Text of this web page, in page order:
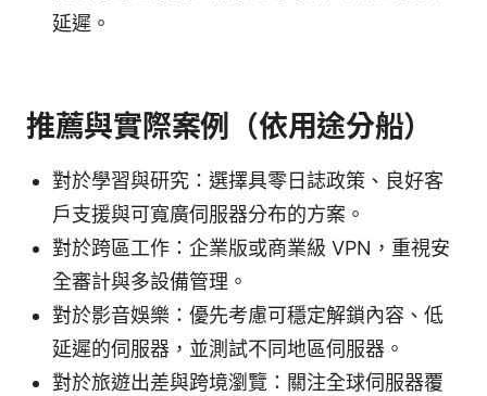
延遲。
推薦與實際案例（依用途分船）
對於學習與研究：選擇具零日誌政策、良好客
戶支援與可寬廣伺服器分布的方案。
對於跨區工作：企業版或商業級 VPN，重視安
全審計與多設備管理。
對於影音娛樂：優先考慮可穩定解鎖內容、低
延遲的伺服器，並測試不同地區伺服器。
對於旅遊出差與跨境瀏覽：關注全球伺服器覆